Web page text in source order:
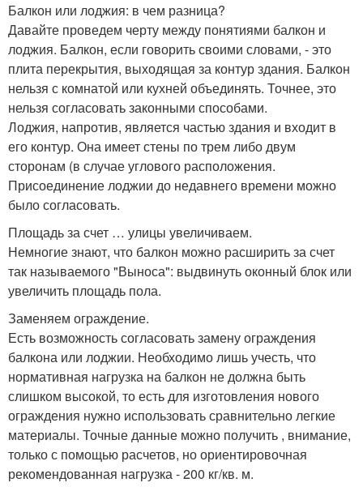
Балкон или лоджия: в чем разница?
Давайте проведем черту между понятиями балкон и
лоджия. Балкон, если говорить своими словами, - это
плита перекрытия, выходящая за контур здания. Балкон
нельзя с комнатой или кухней объединять. Точнее, это
нельзя согласовать законными способами.
Лоджия, напротив, является частью здания и входит в
его контур. Она имеет стены по трем либо двум
сторонам (в случае углового расположения.
Присоединение лоджии до недавнего времени можно
было согласовать.
Площадь за счет … улицы увеличиваем.
Немногие знают, что балкон можно расширить за счет
так называемого "Выноса": выдвинуть оконный блок или
увеличить площадь пола.
Заменяем ограждение.
Есть возможность согласовать замену ограждения
балкона или лоджии. Необходимо лишь учесть, что
нормативная нагрузка на балкон не должна быть
слишком высокой, то есть для изготовления нового
ограждения нужно использовать сравнительно легкие
материалы. Точные данные можно получить , внимание,
только с помощью расчетов, но ориентировочная
рекомендованная нагрузка - 200 кг/кв. м.